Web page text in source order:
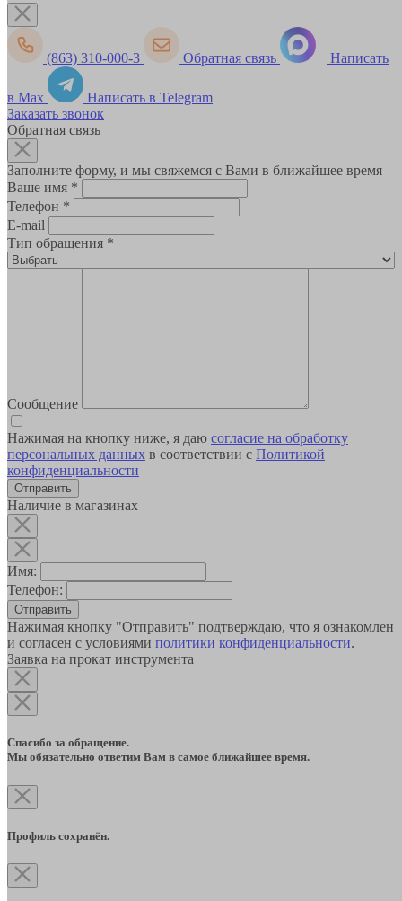
(863) 310-000-3 Обратная связь Написать
в Max
Написать в Telegram
Заказать звонок
Обратная связь
Заполните форму, и мы свяжемся с Вами в ближайшее время
Ваше имя *
Телефон *
E-mail
Тип обращения *
Сообщение
Нажимая на кнопку ниже, я даю согласие на обработку
персональных данных в соответствии с Политикой
конфиденциальности
Наличие в магазинах
Имя:
Телефон:
Отправить
Нажимая кнопку "Отправить" подтверждаю, что я ознакомлен
и согласен с условиями политики конфиденциальности.
Заявка на прокат инструмента
Спасибо за обращение.
Мы обязательно ответим Вам в самое ближайшее время.
Профиль сохранён.